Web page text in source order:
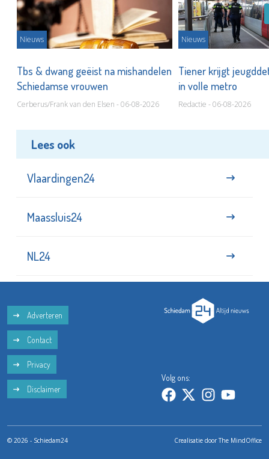
Nieuws
Tbs & dwang geëist na mishandelen
Schiedamse vrouwen
Cerberus/Frank van den Elsen - 06-08-2026
Nieuws
Tiener krijgt
in volle metro
Redactie - 06-08-2026
Lees ook
Vlaardingen24
Maassluis24
NL24
Adverteren
Contact
Privacy
Disclaimer
Volg ons:
© 2026 - Schiedam24 Crealisatie doorThe MindOffice